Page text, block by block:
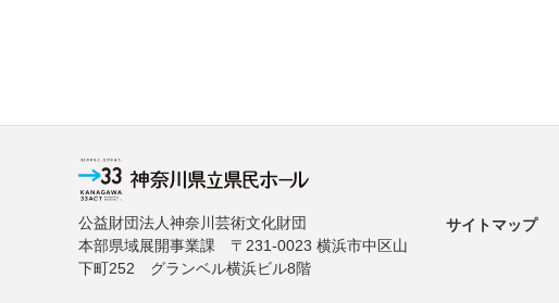
公益財団法人神奈川芸術文化財団
本部県域展開事業課 〒231-0023 横浜市中区山
下町252 グランベル横浜ビル8階
サイトマップ